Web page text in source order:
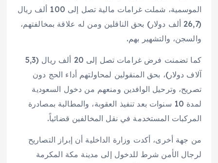
الموسمية، شملت غرامات مالية تصل إلى 100 ألف ريال
(26,7 ألف دولار) بحق الناقلين ومن له علاقة بمخالفتهم،
والسجن، والتشهير بهم.
كما تضمنت فرض غرامات تصل إلى 20 ألف ريال (5,3
آلاف دولار)، بحق المنقولين لمحاولتهم أداء الحج دون
تصريح، وترحيل الوافدين ومنعهم من دخول السعودية
لمدة 10 سنوات بعد تنفيذ العقوبة، والمطالبة بمصادرة
المركبات المستخدمة في نقل المخالفين قضائياً.
من جهة أخرى، أكدت وزارة الداخلية أن إبراز التصاريح
لرجال الأمن شرط للدخول إلى مدينة مكة المكرمة